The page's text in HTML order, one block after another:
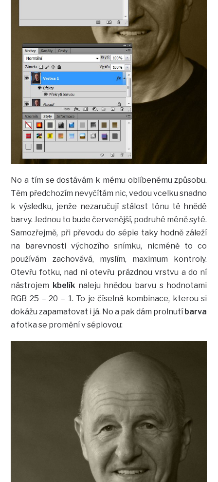
No a tím se dostávám k mému oblíbenému způsobu.
Těm předchozím nevyčítám nic, vedou vcelku snadno
k výsledku, jenže nezaručují stálost tónu té hnědé
barvy. Jednou to bude červenější, podruhé méně syté.
Samozřejmě, při převodu do sépie taky hodně záleží
na barevnosti výchozího snímku, nicméně to co
používám zachovává, myslím, maximum kontroly.
Otevřu fotku, nad ni otevřu prázdnou vrstvu a do ní
nástrojem kbelík naleju hnědou barvu s hodnotami
RGB 25 – 20 – 1. To je číselná kombinace, kterou si
dokážu zapamatovat i já. No a pak dám prolnutíbarva
a fotka se promění v sépiovou: